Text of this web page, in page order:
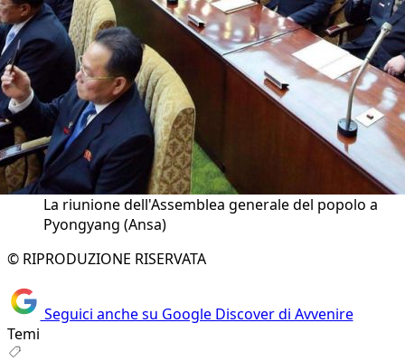
La riunione dell'Assemblea generale del popolo a
Pyongyang (Ansa)
© RIPRODUZIONE RISERVATA
Seguici anche su Google Discover di Avvenire
Temi